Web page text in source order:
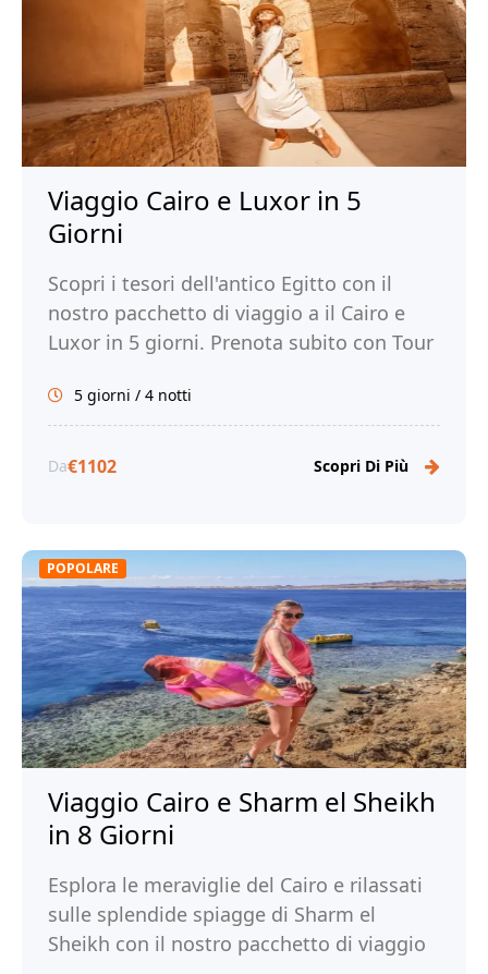
Viaggio Cairo e Luxor in 5
Giorni
Scopri i tesori dell'antico Egitto con il
nostro pacchetto di viaggio a il Cairo e
Luxor in 5 giorni. Prenota subito con Tour
5 giorni / 4 notti
Da€1102 Scopri Di Più
POPOLARE
Viaggio Cairo e Sharm el Sheikh
in 8 Giorni
Esplora le meraviglie del Cairo e rilassati
sulle splendide spiagge di Sharm el
Sheikh con il nostro pacchetto di viaggio